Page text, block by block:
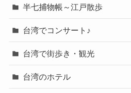
半七捕物帳～江戸散歩
台湾でコンサート♪
台湾で街歩き・観光
台湾のホテル